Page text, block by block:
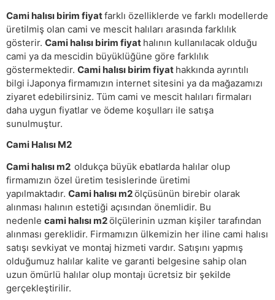
Cami halısı birim fiyatfarklı özelliklerde ve farklı modellerde
üretilmiş olan cami ve mescit halıları arasında farklılık
gösterir. Cami halısı birim fiyat halının kullanılacak olduğu
cami ya da mescidin büyüklüğüne göre farklılık
göstermektedir. Cami halısı birim fiyat hakkında ayrıntılı
bilgi iJaponya firmamızın internet sitesini ya da mağazamızı
ziyaret edebilirsiniz. Tüm cami ve mescit halıları firmaları
daha uygun fiyatlar ve ödeme koşulları ile satışa
sunulmuştur.
Cami Halısı M2
Cami halısı m2 oldukça büyük ebatlarda halılar olup
firmamızın özel üretim tesislerinde üretimi
yapılmaktadır. Cami halısı m2ölçüsünün birebir olarak
alınması halının estetiği açısından önemlidir. Bu
nedenle cami halısı m2ölçülerinin uzman kişiler tarafından
alınması gereklidir. Firmamızın ülkemizin her iline cami halısı
satışı sevkiyat ve montaj hizmeti vardır. Satışını yapmış
olduğumuz halılar kalite ve garanti belgesine sahip olan
uzun ömürlü halılar olup montajı ücretsiz bir şekilde
gerçekleştirilir.